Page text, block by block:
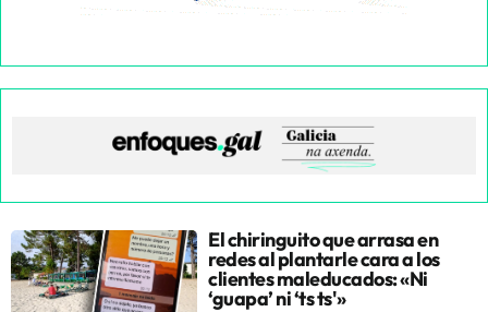
El chiringuito que arrasa en
redes al plantarle cara a los
clientes maleducados: «Ni
‘guapa’ ni ‘ts ts'»